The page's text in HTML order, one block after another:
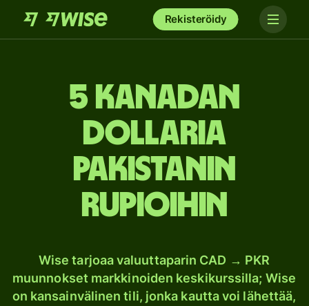
Rekisteröidy
5 Kanadan
dollaria
Pakistanin
rupioihin
Wise tarjoaa valuuttaparin CAD → PKR
muunnokset markkinoiden keskikurssilla; Wise
on kansainvälinen tili, jonka kautta voi lähettää,